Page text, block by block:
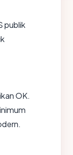
publik
OK.